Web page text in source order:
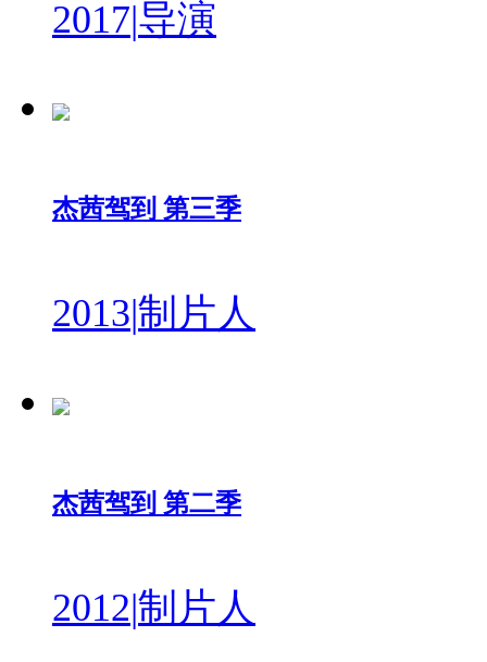
2017|导演
杰茜驾到 第三季
2013|制片人
杰茜驾到 第二季
2012|制片人